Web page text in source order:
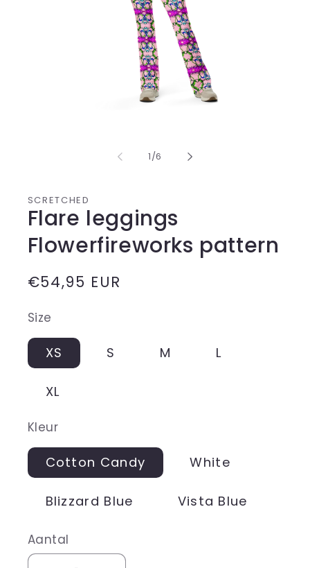
1/van
6
SCRETCHED
Flare leggings
Flowerfireworks pattern
Normale
€54,95 EUR
Size
XS S M L
XL
Kleur
Cotton Candy White
Blizzard Blue Vista Blue
Aantal